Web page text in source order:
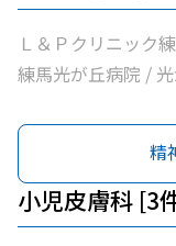
Ｌ＆Ｐクリニック
練馬光が丘病院 /
精
小児皮膚科 [3